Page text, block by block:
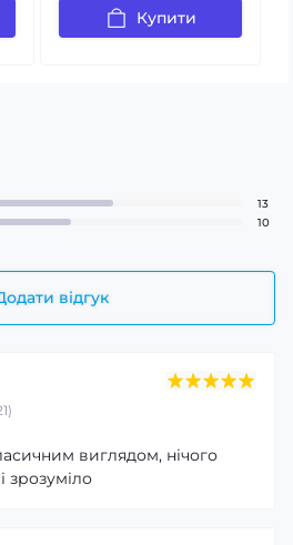
Купити
відгук
13
10
виглядом, нічого
зрозуміло